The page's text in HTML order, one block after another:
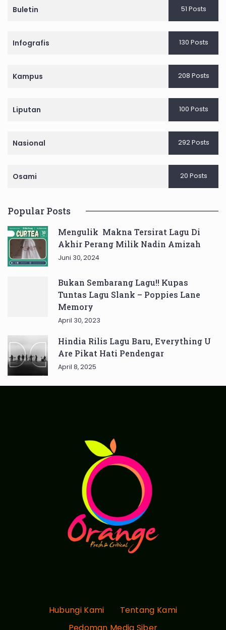
Buletin 51 Posts
Infografis 130 Posts
Kampus 208 Posts
Liputan 100 Posts
Nasional 292 Posts
Osami 20 Posts
Popular Posts
Mengulik Makna Tersirat Lagu Di
Akhir Perang Milik Nadin Amizah
Juni 30, 2024
Bukan Sembarang Lagu!! Kupas
Tuntas Lagu Slank – Poppies Lane
Memory
April 30, 2023
Hindia Rilis Lagu Baru, Everything U
Are Pikat Hati Pendengar
April 8, 2025
Hubungi Kami
Tentang Kami